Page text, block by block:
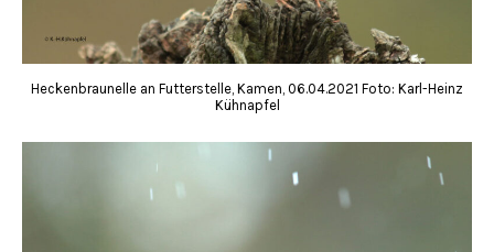
Heckenbraunelle an Futterstelle, Kamen, 06.04.2021 Foto: Karl-Heinz
Kühnapfel